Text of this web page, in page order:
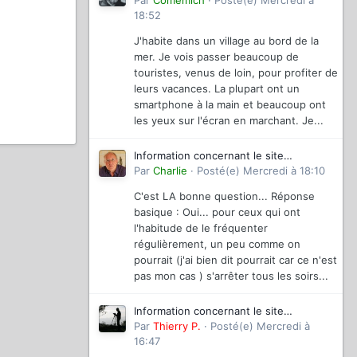
18:52
J'habite dans un village au bord de la
mer. Je vois passer beaucoup de
touristes, venus de loin, pour profiter de
leurs vacances. La plupart ont un
smartphone à la main et beaucoup ont
les yeux sur l'écran en marchant. Je...
Information concernant le site
magazinevideo
Par Charlie · Posté(e) Mercredi à 18:10
C'est LA bonne question... Réponse
basique : Oui... pour ceux qui ont
l'habitude de le fréquenter
régulièrement, un peu comme on
pourrait (j'ai bien dit pourrait car ce n'est
pas mon cas ) s'arrêter tous les soirs...
Information concernant le site
magazinevideo
Par Thierry P. · Posté(e) Mercredi à
16:47